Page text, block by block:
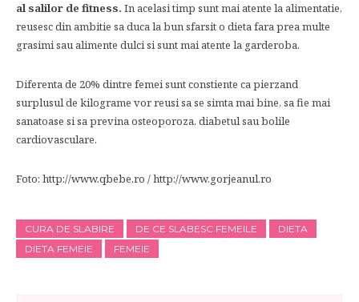
al salilor de fitness. In acelasi timp sunt mai atente la alimentatie,
reusesc din ambitie sa duca la bun sfarsit o dieta fara prea multe
grasimi sau alimente dulci si sunt mai atente la garderoba.
Diferenta de 20% dintre femei sunt constiente ca pierzand
surplusul de kilograme vor reusi sa se simta mai bine, sa fie mai
sanatoase si sa previna osteoporoza, diabetul sau bolile
cardiovasculare.
Foto: http://www.qbebe.ro / http://www.gorjeanul.ro
CURA DE SLABIRE DE CE SLABESC FEMEILE
DIETA
DIETA FEMEIE
FEMEIE